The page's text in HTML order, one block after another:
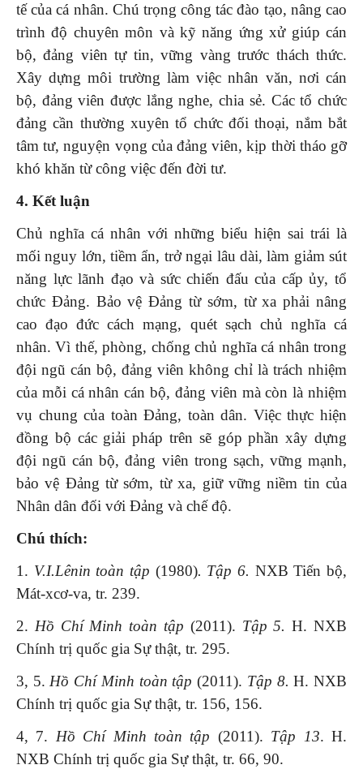
tế của cá nhân. Chú trọng công tác đào tạo, nâng cao
trình độ chuyên môn và kỹ năng ứng xử giúp cán
bộ, đảng viên tự tin, vững vàng trước thách thức.
Xây dựng môi trường làm việc nhân văn, nơi cán
bộ, đảng viên được lắng nghe, chia sẻ. Các tổ chức
đảng cần thường xuyên tổ chức đối thoại, nắm bắt
tâm tư, nguyện vọng của đảng viên, kịp thời tháo gỡ
khó khăn từ công việc đến đời tư.
4. Kết luận
Chủ nghĩa cá nhân với những biểu hiện sai trái là
mối nguy lớn, tiềm ẩn, trở ngại lâu dài, làm giảm sút
năng lực lãnh đạo và sức chiến đấu của cấp ủy, tổ
chức Đảng. Bảo vệ Đảng từ sớm, từ xa phải nâng
cao đạo đức cách mạng, quét sạch chủ nghĩa cá
nhân. Vì thế, phòng, chống chủ nghĩa cá nhân trong
đội ngũ cán bộ, đảng viên không chỉ là trách nhiệm
của mỗi cá nhân cán bộ, đảng viên mà còn là nhiệm
vụ chung của toàn Đảng, toàn dân. Việc thực hiện
đồng bộ các giải pháp trên sẽ góp phần xây dựng
đội ngũ cán bộ, đảng viên trong sạch, vững mạnh,
bảo vệ Đảng từ sớm, từ xa, giữ vững niềm tin của
Nhân dân đối với Đảng và chế độ.
Chú thích:
1. V.I.Lênin toàn tập (1980). Tập6. NXB Tiến bộ,
Mát-xcơ-va, tr. 239.
2. Hồ Chí Minh toàn tập (2011). Tập5. H. NXB
Chính trị quốc gia Sự thật, tr. 295.
3, 5. Hồ Chí Minh toàn tập (2011). Tập 8. H. NXB
Chính trị quốc gia Sự thật, tr. 156, 156.
4, 7. Hồ Chí Minh toàn tập (2011). Tập 13. H.
NXB Chính trị quốc gia Sự thật, tr. 66, 90.